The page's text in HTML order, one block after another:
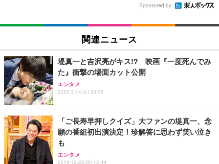
Sponsored by
関連ニュース
堤真一と吉沢亮がキス!? 映画『一度死んでみ
た』衝撃の場面カット公開
エンタメ
2020.3.14(土) 23:06
「ご長寿早押しクイズ」大ファンの堤真一、念
願の番組初出演決定！珍解答に思わず笑い泣き
も
エンタメ
2019.12.25(水) 12:44